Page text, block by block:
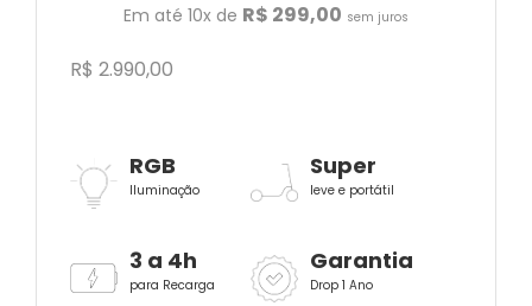
Em até 10x de R$ 299,00 sem juros
R$ 2.990,00
RGB
Iluminação
Super
leve e portátil
3 a 4h
para Recarga
Garantia
Drop 1 Ano